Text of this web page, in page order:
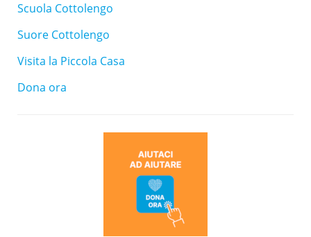
Scuola Cottolengo
Suore Cottolengo
Visita la Piccola Casa
Dona ora